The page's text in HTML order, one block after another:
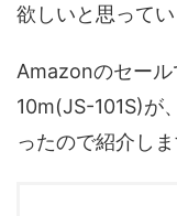
欲しいと思ってい
Amazonのセー
10m(JS-101S)が
ったので紹介しま